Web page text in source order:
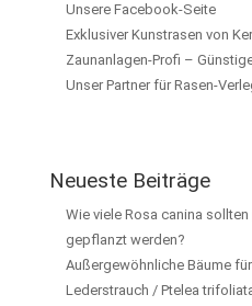
Unsere Facebook-Seite
Exklusiver Kunstrasen von
Zaunanlagen-Profi –
Unser Partner für Rasen-
Neueste Beiträge
Wie viele Rosa canina
gepflanzt werden?
Außergewöhnliche Bäume
Lederstrauch / Ptelea trifoliata